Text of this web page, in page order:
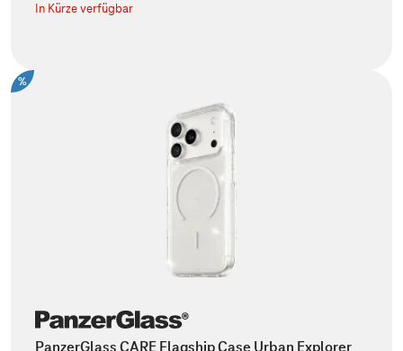
In Kürze verfügbar
%
PanzerGlass CARE Flagship Case Urban Explorer